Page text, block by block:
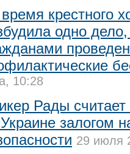
крестного
одно
10:28
Рады
залогом
29 июля